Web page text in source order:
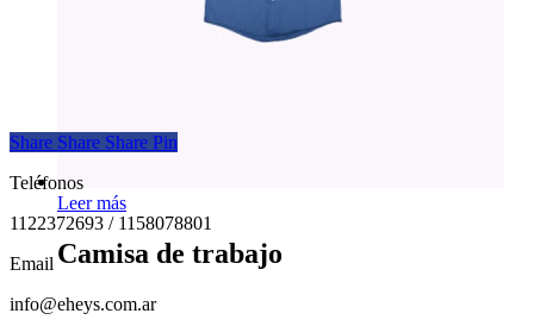
Leer más
Camisa de trabajo
Share Share Share Pin
Teléfonos
1122372693 / 1158078801
Email
info@eheys.com.ar